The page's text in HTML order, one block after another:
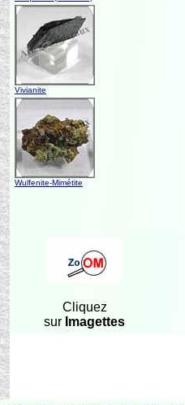
Vivianite
Wulfenite-Mimétite
Cliquez
sur Imagettes